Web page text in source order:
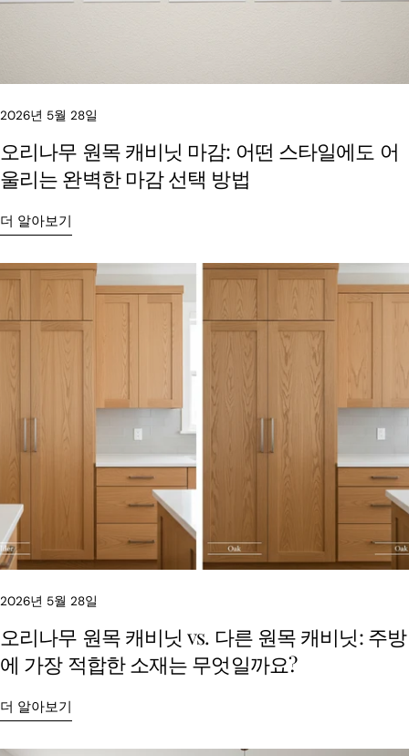
이 기사를 공유하세요
북
유
X
공
유
스
있
는
핀
2026년 5월 28일
오리나무 원목 캐비닛 마감: 어떤 스타일에도 어
울리는 완벽한 마감 선택 방법
더 알아보기
2026년 5월 28일
오리나무 원목 캐비닛 vs. 다른 원목 캐비닛: 주방
에 가장 적합한 소재는 무엇일까요?
더 알아보기